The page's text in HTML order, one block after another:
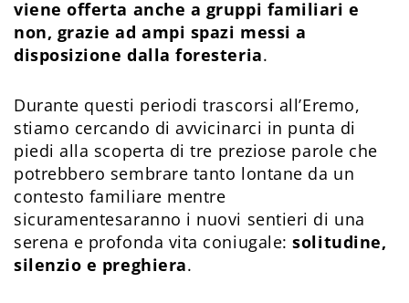
viene offerta anche a gruppi familiari e
non, grazie ad ampi spazi messi a
disposizione dalla foresteria.
Durante questi periodi trascorsi all’Eremo,
stiamo cercando di avvicinarci in punta di
piedi alla scoperta di tre preziose parole che
potrebbero sembrare tanto lontane da un
contesto familiare mentre
sicuramentesaranno i nuovi sentieri di una
serena e profonda vita coniugale:solitudine,
silenzio e preghiera.